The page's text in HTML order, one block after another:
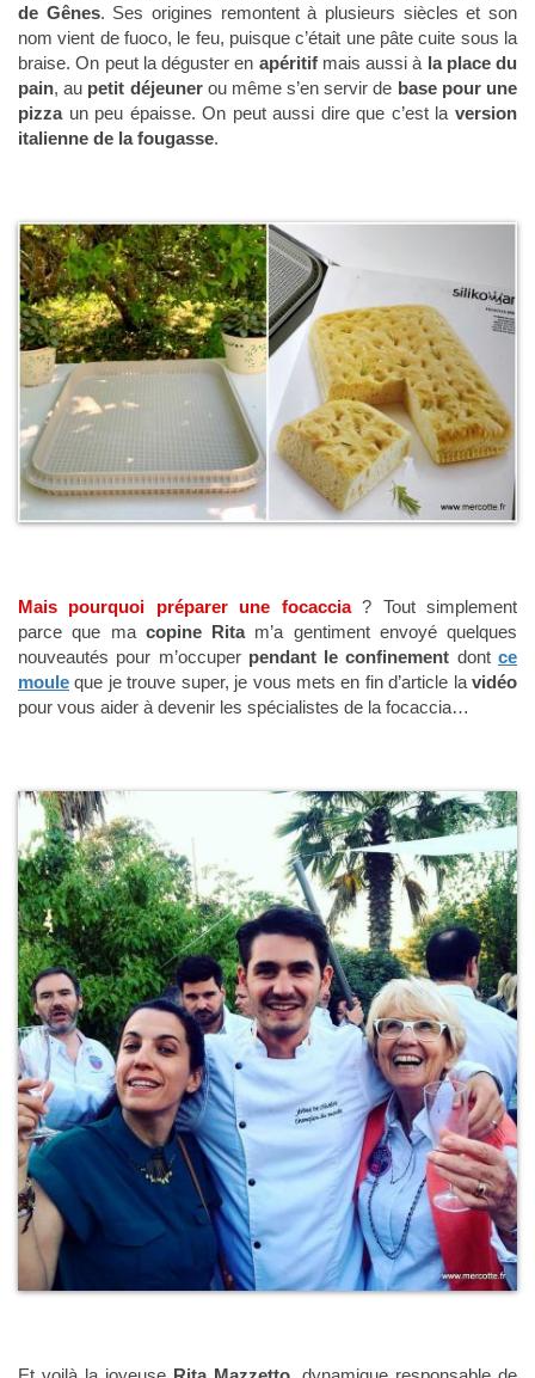
de Gênes. Ses origines remontent à plusieurs siècles et son
nom vient de fuoco, le feu, puisque c’était une pâte cuite sous la
braise. On peut la déguster en apéritifmais aussi à la place du
pain, au petit déjeunerou même s’en servir de base pour une
pizzaun peu épaisse. On peut aussi dire que c’est la version
italienne de la fougasse.
Mais pourquoi préparer une focaccia ? Tout simplement
parce que ma copine Ritam’a gentiment envoyé quelques
nouveautés pour m’occuper pendant le confinement dontce
moule que je trouve super, je vous mets en fin d’article lavidéo
pour vous aider à devenir les spécialistes de la focaccia…